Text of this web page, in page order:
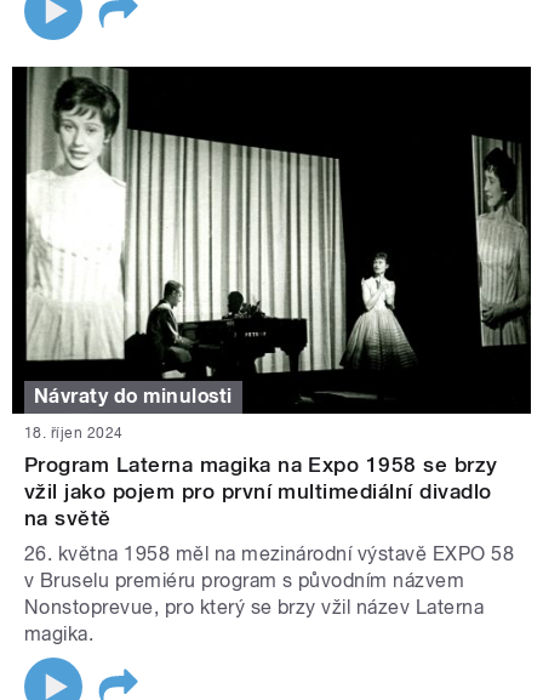
Návraty do minulosti
18. říjen 2024
Program Laterna magika na Expo 1958 se brzy
vžil jako pojem pro první multimediální divadlo
na světě
26. května 1958 měl na mezinárodní výstavě EXPO 58
v Bruselu premiéru program s původním názvem
Nonstoprevue, pro který se brzy vžil název Laterna
magika.